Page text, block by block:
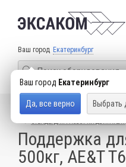
Ваш город Екатеринбург
Ваш город Екатеринбург
Да, все верно Выбрать
КАТАЛОГ ТОВАРОВ
ГАРАЖНОЕ
Поддержка
500кг, AE&T